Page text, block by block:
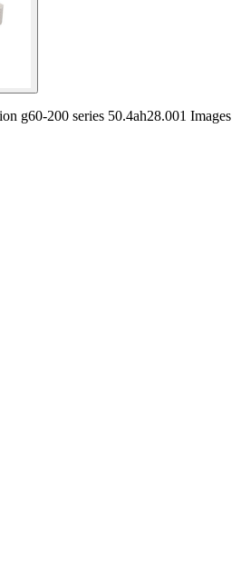
g60-200 series 50.4ah28.001 Images